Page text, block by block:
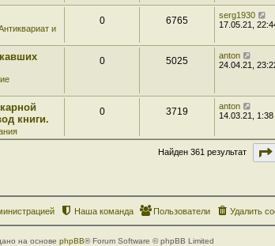
и
0 6765
serg1930
17.05.21,
0 5025
anton
24.04.21,
книги.
0 3719
anton
14.03.21, 1:38
Найден 361 результат
Удалить
Пользователи
Наша команда
на основе phpBB® Forum Software © phpBB Limited